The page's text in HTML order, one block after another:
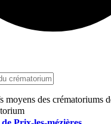
moyens des crématoriums